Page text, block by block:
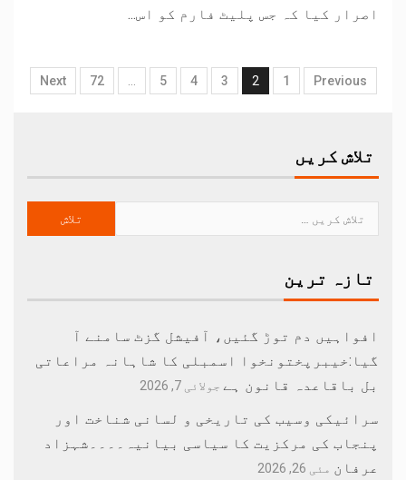
اصرار کیا کہ جس پلیٹ فارم کو اس...
Previous
1
2
3
4
5
…
72
Next
تلاش کریں
تازہ ترین
افواہیں دم توڑ گئیں، آفیشل گزٹ سامنے آ
گیا:خیبرپختونخوا اسمبلی کا شاہانہ مراعاتی
بل باقاعدہ قانون ہے جولائی 7, 2026
سرائیکی وسیب کی تاریخی و لسانی شناخت اور
پنجاب کی مرکزیت کا سیاسی بیانیہ۔۔۔۔شہزاد
عرفان مئی 26, 2026